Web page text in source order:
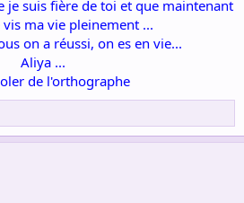
je suis fière de toi et que maintenant
vis ma vie pleinement ...
on a réussi, on es en vie...
Aliya ...
de l'orthographe